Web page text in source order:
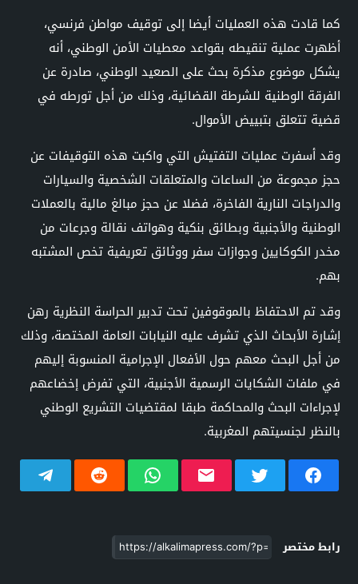
كما قادت هذه العمليات أيضا إلى توقيف مواطن فرنسي،
أظهرت عملية تنقيطه بقواعد معطيات الأمن الوطني، أنه
يشكل موضوع مذكرة بحث على الصعيد الوطني، صادرة عن
الفرقة الوطنية للشرطة القضائية، وذلك من أجل تورطه في
قضية تتعلق بتبييض الأموال.
وقد أسفرت عمليات التفتيش التي واكبت هذه التوقيفات عن
حجز مجموعة من الساعات والمتعلقات الشخصية والسيارات
والدراجات النارية الفاخرة، فضلا عن حجز مبالغ مالية بالعملات
الوطنية والأجنبية وبطائق بنكية وهواتف نقالة وجرعات من
مخدر الكوكايين وجوازات سفر ووثائق تعريفية تخص المشتبه
بهم.
وقد تم الاحتفاظ بالموقوفين تحت تدبير الحراسة النظرية رهن
إشارة الأبحاث الذي تشرف عليه النيابات العامة المختصة، وذلك
من أجل البحث معهم حول الأفعال الإجرامية المنسوبة إليهم
في ملفات الشكايات الرسمية الأجنبية، التي تفرض إخضاعهم
لإجراءات البحث والمحاكمة طبقا لمقتضيات التشريع الوطني
بالنظر لجنسيتهم المغربية.
رابط مختصر